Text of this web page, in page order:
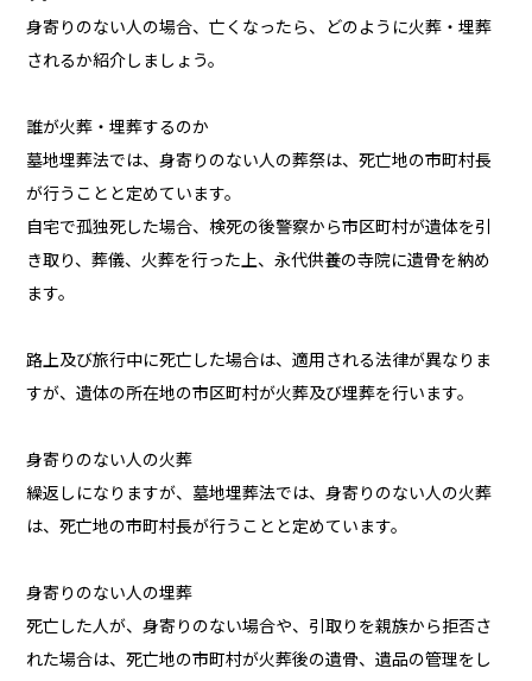
身寄りのない人の場合、亡くなったら、どのように火葬・埋葬
されるか紹介しましょう。
誰が火葬・埋葬するのか
墓地埋葬法では、身寄りのない人の葬祭は、死亡地の市町村長
が行うことと定めています。
自宅で孤独死した場合、検死の後警察から市区町村が遺体を引
き取り、葬儀、火葬を行った上、永代供養の寺院に遺骨を納め
ます。
路上及び旅行中に死亡した場合は、適用される法律が異なりま
すが、遺体の所在地の市区町村が火葬及び埋葬を行います。
身寄りのない人の火葬
繰返しになりますが、墓地埋葬法では、身寄りのない人の火葬
は、死亡地の市町村長が行うことと定めています。
身寄りのない人の埋葬
死亡した人が、身寄りのない場合や、引取りを親族から拒否さ
れた場合は、死亡地の市町村が火葬後の遺骨、遺品の管理をし